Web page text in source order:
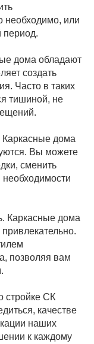
необходимо, или
период.
дома обладают
создать
Часто в таких
тишиной, не
дома
Вы можете
сменить
Каркасные дома
позволяя вам
стройке СК
качестве
наших
к каждому